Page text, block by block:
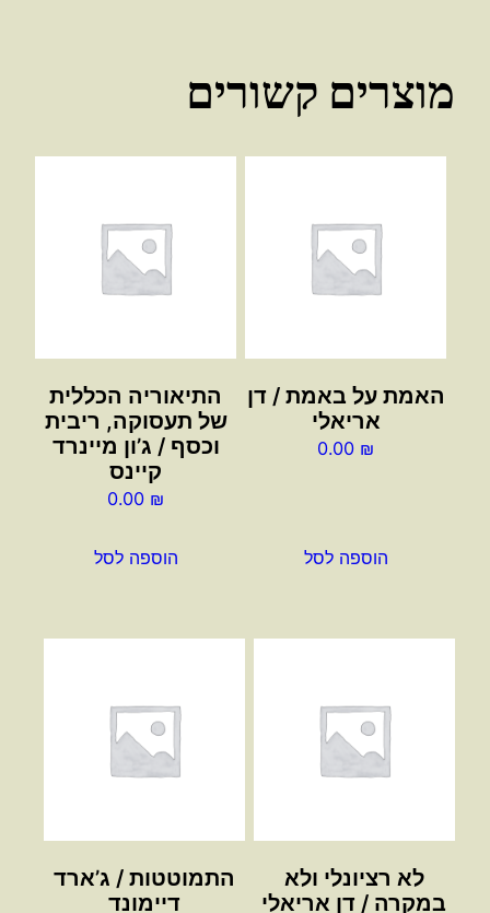
מוצרים קשורים
האמת על באמת / דן
אריאלי
0.00 ₪
הוספה לסל
התיאוריה הכללית
של תעסוקה, ריבית
וכסף / ג’ון מיינרד
קיינס
0.00 ₪
הוספה לסל
לא רציונלי ולא
במקרה / דן אריאלי
התמוטטות / ג’ארד
דיימונד